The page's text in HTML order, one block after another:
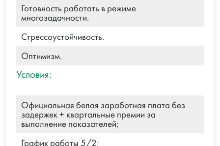
Готовность работать в режиме
многозадачности.
Стрессоустойчивость.
Оптимизм.
Условия:
Официальная белая заработная плата без
задержек + квартальные премии за
выполнение показателей;
График работы 5/2;